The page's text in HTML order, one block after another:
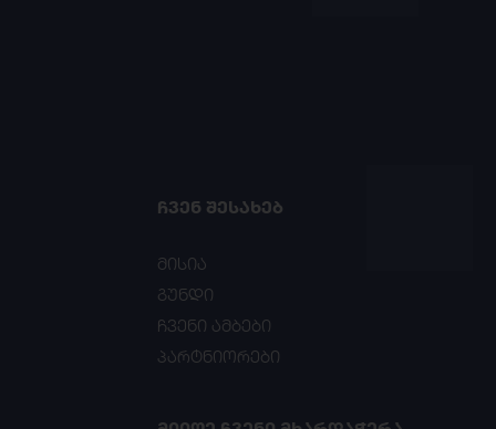
ᲩᲕᲔᲜ ᲨᲔᲡᲐᲮᲔᲑ
მისია
გუნდი
ჩვენი ამბები
პარტნიორები